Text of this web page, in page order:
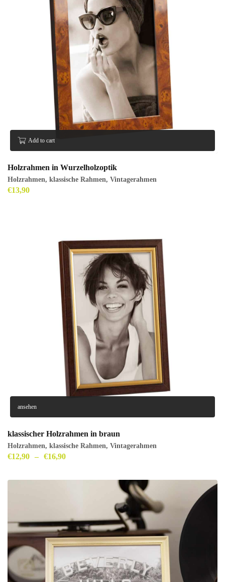
Add to cart
Holzrahmen in Wurzelholzoptik
Holzrahmen, klassische Rahmen, Vintagerahmen
€13,90
ansehen
klassischer Holzrahmen in braun
Holzrahmen, klassische Rahmen, Vintagerahmen
€12,90 – €16,90